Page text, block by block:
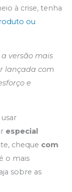
à crise, tenha
ou
versão mais
lançada com
e
especial
cheque com
o mais
sobre as